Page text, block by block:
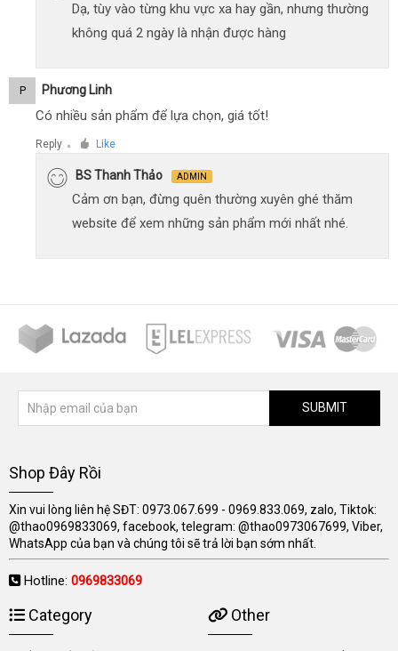
Dạ, tùy vào từng khu vực xa hay gần, nhưng thường
không quá 2 ngày là nhận được hàng
P Phương Linh
Có nhiều sản phẩm để lựa chọn, giá tốt!
Reply ● Like
BS Thanh Thảo ADMIN
Cảm ơn bạn, đừng quên thường xuyên ghé thăm
website để xem những sản phẩm mới nhất nhé.
SUBMIT
Shop Đây Rồi
Xin vui lòng liên hệ SĐT: 0973.067.699 - 0969.833.069, zalo, Tiktok:
@thao0969833069, facebook, telegram: @thao0973067699, Viber,
WhatsApp của bạn và chúng tôi sẽ trả lời bạn sớm nhất.
Hotline: 0969833069
Category Other